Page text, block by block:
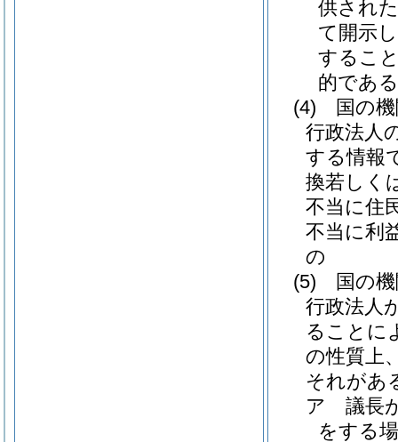
供され
て開示
するこ
的であ
(4)
国の
行政法人
する情報
換若しく
不当に住
不当に利
の
(5)
国の
行政法人
ることに
の性質上
それがあ
ア
議長
をする